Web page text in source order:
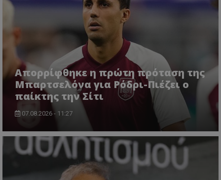
Απορρίφθηκε η πρώτη πρόταση της
Μπαρτσελόνα για Ρόδρι-Πιέζει ο
παίκτης την Σίτι
07.08.2026 - 11:27